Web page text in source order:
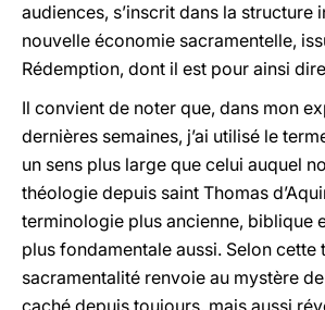
audiences, s’inscrit dans la structure
nouvelle économie sacramentelle,
Rédemption, dont il est pour ainsi
Il convient de noter que, dans mon
dernières semaines, j’ai utilisé le
un sens plus large que celui auquel
théologie depuis saint Thomas
terminologie plus ancienne, biblique
plus fondamentale aussi. Selon cette
sacramentalité renvoie au mystère
caché depuis toujours, mais aussi